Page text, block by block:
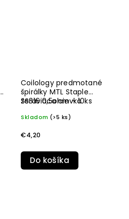
Coilology predmotané
špirálky MTL Staple
SS316 0,5ohm - 10ks
žeraviaca cievka
Skladom (>5 ks)
€4,20
Do košíka